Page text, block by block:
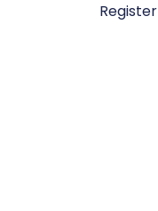
Register